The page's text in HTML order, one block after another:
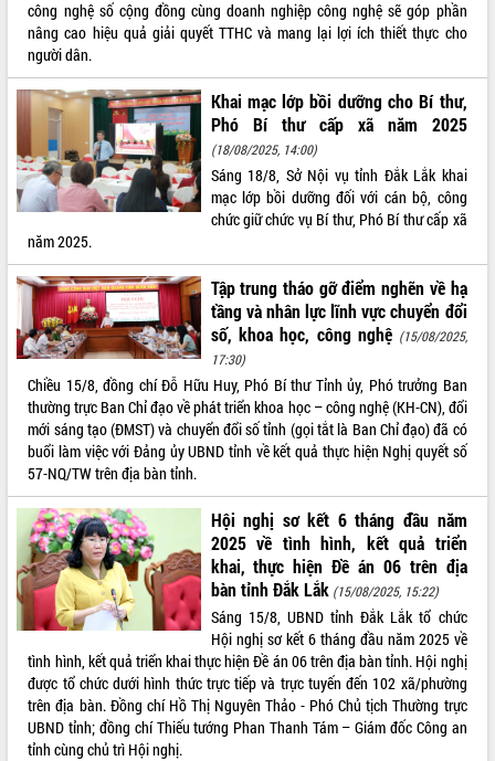
công nghệ số cộng đồng cùng doanh nghiệp công nghệ sẽ góp phần
nâng cao hiệu quả giải quyết TTHC và mang lại lợi ích thiết thực cho
người dân.
Khai mạc lớp bồi dưỡng cho Bí thư,
Phó Bí thư cấp xã năm 2025
(18/08/2025, 14:00)
Sáng 18/8, Sở Nội vụ tỉnh Đắk Lắk khai
mạc lớp bồi dưỡng đối với cán bộ, công
chức giữ chức vụ Bí thư, Phó Bí thư cấp xã
năm 2025.
Tập trung tháo gỡ điểm nghẽn về hạ
tầng và nhân lực lĩnh vực chuyển đổi
số, khoa học, công nghệ (15/08/2025,
17:30)
Chiều 15/8, đồng chí Đỗ Hữu Huy, Phó Bí thư Tỉnh ủy, Phó trưởng Ban
thường trực Ban Chỉ đạo về phát triển khoa học – công nghệ (KH-CN), đổi
mới sáng tạo (ĐMST) và chuyển đổi số tỉnh (gọi tắt là Ban Chỉ đạo) đã có
buổi làm việc với Đảng ủy UBND tỉnh về kết quả thực hiện Nghị quyết số
57-NQ/TW trên địa bàn tỉnh.
Hội nghị sơ kết 6 tháng đầu năm
2025 về tình hình, kết quả triển
khai, thực hiện Đề án 06 trên địa
bàn tỉnh Đắk Lắk (15/08/2025, 15:22)
Sáng 15/8, UBND tỉnh Đắk Lắk tổ chức
Hội nghị sơ kết 6 tháng đầu năm 2025 về
tình hình, kết quả triển khai thực hiện Đề án 06 trên địa bàn tỉnh. Hội nghị
được tổ chức dưới hình thức trực tiếp và trực tuyến đến 102 xã/phường
trên địa bàn. Đồng chí Hồ Thị Nguyên Thảo - Phó Chủ tịch Thường trực
UBND tỉnh; đồng chí Thiếu tướng Phan Thanh Tám – Giám đốc Công an
tỉnh cùng chủ trì Hội nghị.